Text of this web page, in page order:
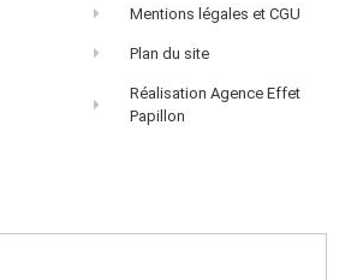
Mentions légales et CGU
Plan du site
Réalisation Agence Effet
Papillon